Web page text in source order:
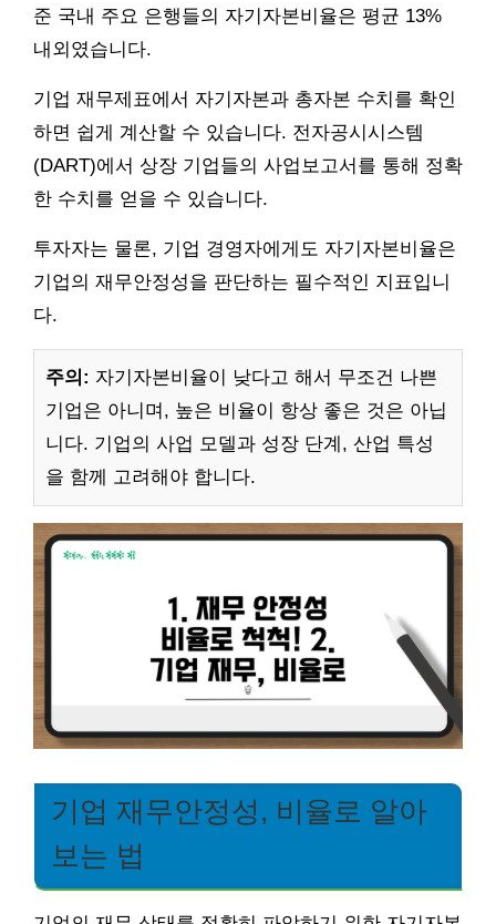
준 국내 주요 은행들의 자기자본비율은 평균 13%
내외였습니다.
기업 재무제표에서 자기자본과 총자본 수치를 확인
하면 쉽게 계산할 수 있습니다. 전자공시시스템
(DART)에서 상장 기업들의 사업보고서를 통해 정확
한 수치를 얻을 수 있습니다.
투자자는 물론, 기업 경영자에게도 자기자본비율은
기업의 재무안정성을 판단하는 필수적인 지표입니
다.
주의: 자기자본비율이 낮다고 해서 무조건 나쁜
기업은 아니며, 높은 비율이 항상 좋은 것은 아닙
니다. 기업의 사업 모델과 성장 단계, 산업 특성
을 함께 고려해야 합니다.
기업 재무안정성, 비율로 알아
보는 법